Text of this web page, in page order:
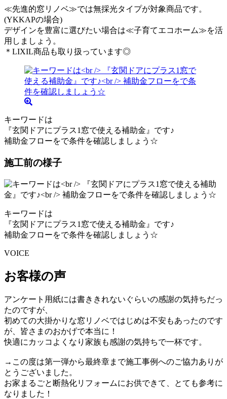
≪先進的窓リノベ≫では無採光タイプが対象商品です。
(YKKAPの場合)
デザインを豊富に選びたい場合は≪子育てエコホーム≫を活
用しましょう。
＊LIXIL商品も取り扱っています◎
キーワードは
『玄関ドアにプラス1窓で使える補助金』です♪
補助金フローをで条件を確認しましょう☆
施工前の様子
キーワードは
『玄関ドアにプラス1窓で使える補助金』です♪
補助金フローをで条件を確認しましょう☆
VOICE
お客様の声
アンケート用紙には書ききれないぐらいの感謝の気持ちだっ
たのですが、
初めての大掛かりな窓リノベではじめは不安もあったのです
が、皆さまのおかげで本当に！
快適にカッコよくなり家族も感謝の気持ちで一杯です。
→この度は第一弾から最終章まで施工事例へのご協力ありが
とうございました。
お家まるごと断熱化リフォームにお供できて、とても参考に
なりました！